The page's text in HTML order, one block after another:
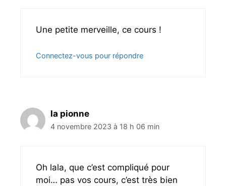
Une petite merveille, ce cours !
Connectez-vous pour répondre
la pionne
4 novembre 2023 à 18 h 06 min
Oh lala, que c’est compliqué pour
moi… pas vos cours, c’est très bien